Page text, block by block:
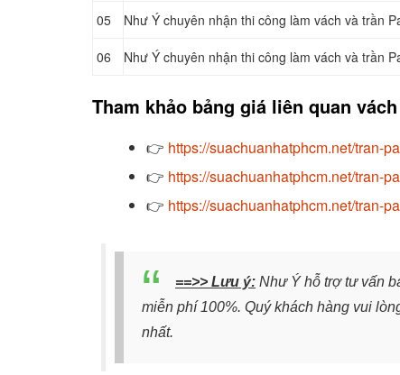
05 Như Ý chuyên nhận thi công làm vách và trần
06 Như Ý chuyên nhận thi công làm vách và trần
Tham khảo bảng giá liên quan
👉 https://suachuanhatphcm.net/tran-
👉 https://suachuanhatphcm.net/tran-
👉 https://suachuanhatphcm.net/tran-
==>> Lưu ý: Như Ý hỗ trợ tư vấn
miễn phí 100%. Quý khách hàng vui
nhất.